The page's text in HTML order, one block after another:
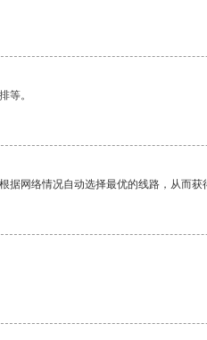
等。
网络情况自动选择最优的线路，从而获